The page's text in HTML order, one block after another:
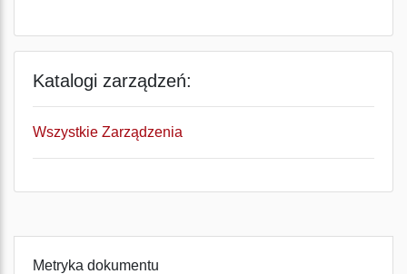
Katalogi zarządzeń:
Wszystkie Zarządzenia
Metryka dokumentu